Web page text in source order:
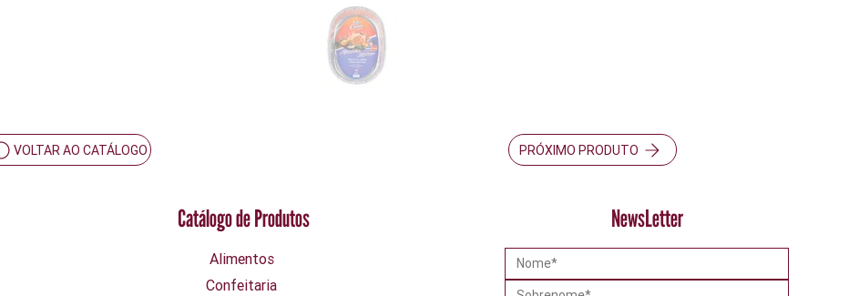
VOLTAR AO CATÁLOGO PRÓXIMO PRODUTO
Catálogo de Produtos
Alimentos
Confeitaria
NewsLetter